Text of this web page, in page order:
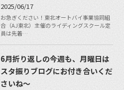
2025/06/17
お急ぎください！東北オートバイ事業協同組
合（AJ東北）主催のライディングスクール定
員は先着…
6月折り返しの今週も、月曜日は
スタ振りブログにお付き合いくだ
さいね〜